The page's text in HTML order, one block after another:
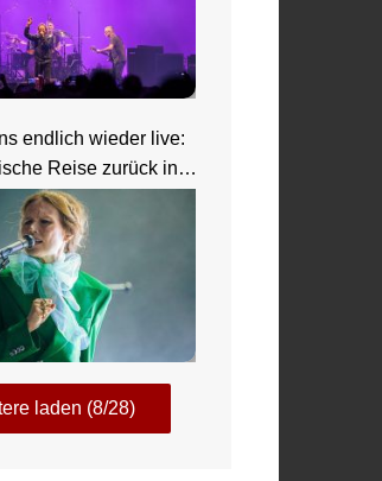
endlich wieder live:
Reise zurück in
Zeltfestival Rhein-
laden (8/28)